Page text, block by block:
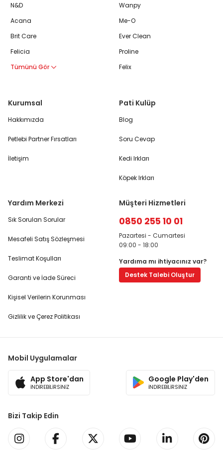
N&D
Acana
Brit Care
Felicia
Tümünü Gör
Wanpy
Me-O
Ever Clean
Proline
Felix
Kurumsal
Hakkımızda
Petlebi Partner Fırsatları
İletişim
Pati Kulüp
Blog
Soru Cevap
Kedi Irkları
Köpek Irkları
Yardım Merkezi
Sık Sorulan Sorular
Mesafeli Satış Sözleşmesi
Teslimat Koşulları
Garanti ve İade Süreci
Kişisel Verilerin Korunması
Gizlilik ve Çerez Politikası
Müşteri Hizmetleri
0850 255 10 01
Pazartesi - Cumartesi
09:00 - 18:00
Yardıma mı ihtiyacınız var?
Destek Talebi Oluştur
Mobil Uygulamalar
App Store'dan
İNDİREBİLİRSİNİZ
Google Play'den
İNDİREBİLİRSİNİZ
Bizi Takip Edin